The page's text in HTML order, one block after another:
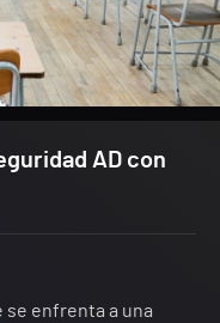
AD con
enfrenta a una